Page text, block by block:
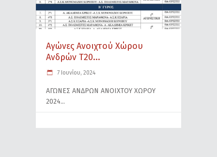
Αγώνες Ανοιχτού Χώρου
Ανδρών Τ20...
7 Ιουνίου, 2024
ΑΓΩΝΕΣ ΑΝΔΡΩΝ ΑΝΟΙΧΤΟΥ ΧΩΡΟΥ
2024